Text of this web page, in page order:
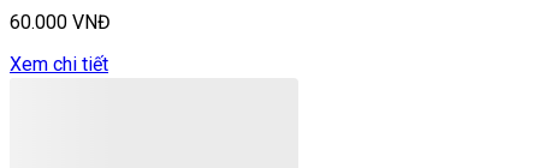
60.000 VNĐ
Xem chi tiết